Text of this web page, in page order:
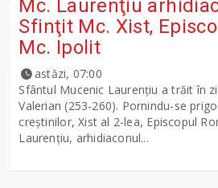
Mc. Laurenţiu
Sfinţit Mc. Xist,
Mc. Ipolit
astăzi, 07:00
Sfântul Mucenic Laurenţiu a trăit în
Valerian (253-260). Pornindu-se
creştinilor, Xist al 2-lea, Episcopul
Laurenţiu, arhidiaconul...